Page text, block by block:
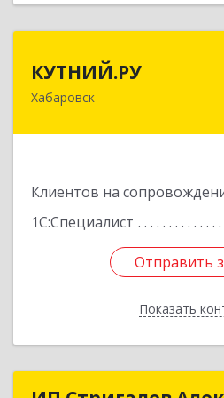
КУТНИЙ.РУ
Хабаровск
Клиентов на
1С:Специалист
Отправить
Показать
680007,
Отправить
Назад